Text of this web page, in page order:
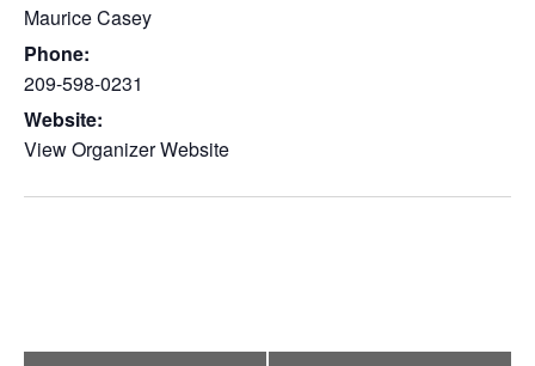
Maurice Casey
Phone:
209-598-0231
Website:
View Organizer Website